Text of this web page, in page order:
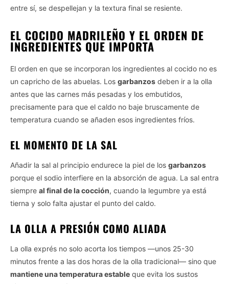
entre sí, se despellejan y la textura final se resiente.
EL COCIDO MADRILEÑO Y EL ORDEN DE
INGREDIENTES QUE IMPORTA
El orden en que se incorporan los ingredientes al cocido no es
un capricho de las abuelas. Los garbanzos deben ir a la olla
antes que las carnes más pesadas y los embutidos,
precisamente para que el caldo no baje bruscamente de
temperatura cuando se añaden esos ingredientes fríos.
EL MOMENTO DE LA SAL
Añadir la sal al principio endurece la piel de los garbanzos
porque el sodio interfiere en la absorción de agua. La sal entra
siempre al final de la cocción, cuando la legumbre ya está
tierna y solo falta ajustar el punto del caldo.
LA OLLA A PRESIÓN COMO ALIADA
La olla exprés no solo acorta los tiempos —unos 25-30
minutos frente a las dos horas de la olla tradicional— sino que
mantiene una temperatura estable que evita los sustos